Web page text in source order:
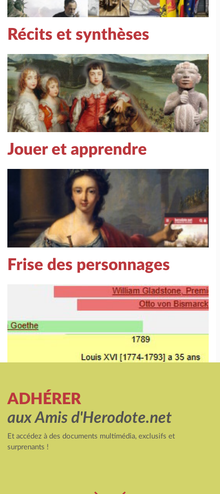
Récits et synthèses
Jouer et apprendre
Frise des personnages
ADHÉRER
aux Amis d'Herodote.net
Et accédez à des documents multimédia, exclusifs et
surprenants !